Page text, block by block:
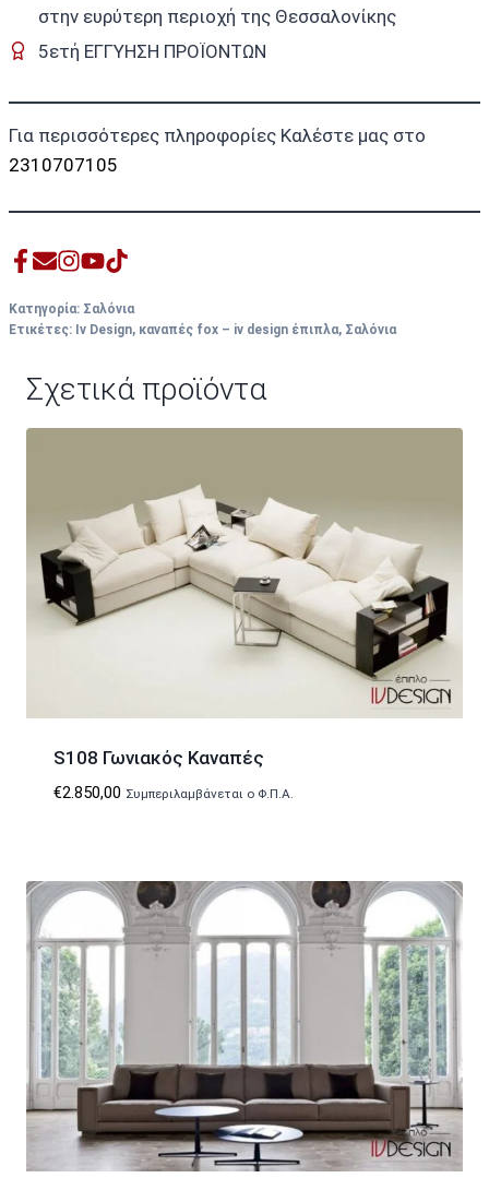
στην ευρύτερη περιοχή της Θεσσαλονίκης
5ετή ΕΓΓΥΗΣΗ ΠΡΟΪΟΝΤΩΝ
Για περισσότερες πληροφορίες Καλέστε μας στο
2310707105
Κατηγορία: Σαλόνια
Ετικέτες: Iv Design, καναπές fox – iv design έπιπλα, Σαλόνια
Σχετικά προϊόντα
S108 Γωνιακός Καναπές
€2.850,00 Συμπεριλαμβάνεται ο Φ.Π.Α.